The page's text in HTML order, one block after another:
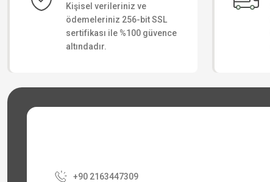
Kişisel verileriniz ve
ödemeleriniz 256-bit SSL
sertifikası ile %100 güvence
altındadır.
+90 2163447309